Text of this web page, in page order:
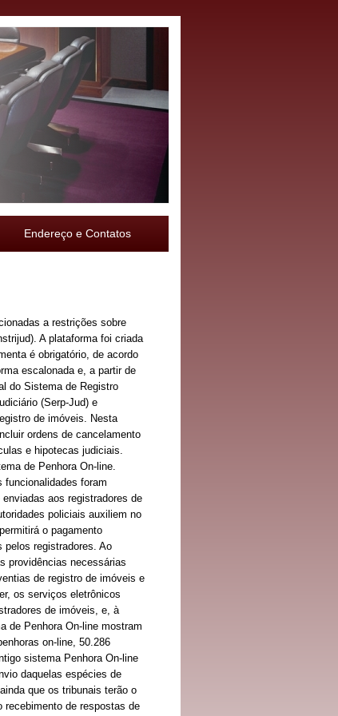
Endereço e Contatos
a restrições sobre
A plataforma foi criada
é obrigatório, de acordo
escalonada e, a partir de
do Sistema de Registro
(Serp-Jud) e
de imóveis. Nesta
ordens de cancelamento
e hipotecas judiciais.
de Penhora On-line.
funcionalidades foram
aos registradores de
policiais auxiliem no
o pagamento
registradores. Ao
providências necessárias
de registro de imóveis e
os serviços eletrônicos
de imóveis, e, à
de Penhora On-line mostram
on-line, 50.286
sistema Penhora On-line
daquelas espécies de
que os tribunais terão o
recebimento de respostas de